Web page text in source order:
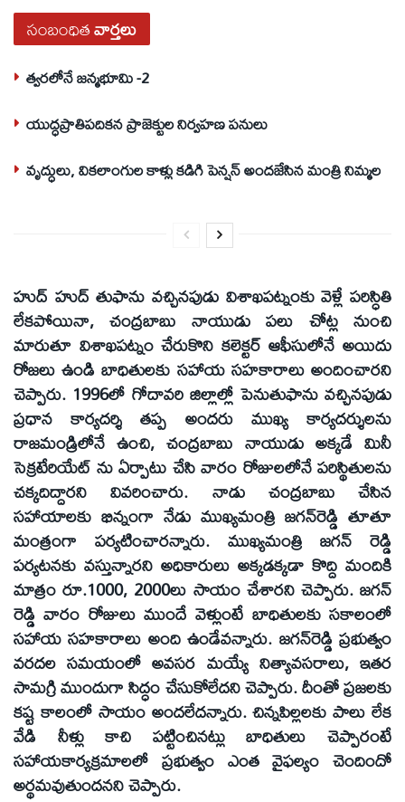
సంబంధితవార్తలు
త్వరలోనే జన్మభూమి -2
యుద్ధప్రాతిపదికన ప్రాజెక్టుల నిర్వహణ పనులు
వృద్ధులు, వికలాంగుల కాళ్లు కడిగి పెన్షన్‌ అందజేసిన మంత్రి నిమ్మల
హుద్‌ హుద్‌ తుఫాను వచ్చినపుడు విశాఖపట్నంకు వెళ్లే పరిస్ధితి
లేకపోయినా, చంద్రబాబు నాయుడు పలు చోట్ల నుంచి
మారుతూ విశాఖపట్నం చేరుకొని కలెక్టర్‌ ఆఫీసులోనే అయిదు
రోజలు ఉండి బాధితులకు సహాయ సహకారాలు అందించారని
చెప్పారు. 1996లో గోదావరి జిల్లాల్లో పెనుతుఫాను వచ్చినపుడు
ప్రధాన కార్యదర్శి తప్ప అందరు ముఖ్య కార్యదర్శులను
రాజమండ్రిలోనే ఉంచి, చంద్రబాబు నాయుడు అక్కడే మినీ
సెక్రటేరియేట్‌ ను ఏర్పాటు చేసి వారం రోజులలోనే పరిస్థితులను
చక్కదిద్దారని వివరించారు. నాడు చంద్రబాబు చేసిన
సహాయాలకు భిన్నంగా నేడు ముఖ్యమంత్రి జగన్‌రెడ్డి తూతూ
మంత్రంగా పర్యటించారన్నారు. ముఖ్యమంత్రి జగన్‌ రెడ్డి
పర్యటనకు వస్తున్నారని అధికారులు అక్కడక్కడా కొద్ది మందికి
మాత్రం రూ.1000, 2000లు సాయం చేశారని చెప్పారు. జగన్‌
రెడ్డి వారం రోజులు ముందే వెళ్లుంటే బాధితులకు సకాలంలో
సహాయ సహకారాలు అంది ఉండేవన్నారు. జగన్‌రెడ్డి ప్రభుత్వం
వరదల సమయంలో అవసర మయ్యే నిత్యావసరాలు, ఇతర
సామగ్రి ముందుగా సిద్ధం చేసుకోలేదని చెప్పారు. దీంతో ప్రజలకు
కష్ట కాలంలో సాయం అందలేదన్నారు. చిన్నపిల్లలకు పాలు లేక
వేడి నీళ్లు కాచి పట్టించినట్లు బాధితులు చెప్పారంటే
సహాయకార్యక్రమాలలో ప్రభుత్వం ఎంత వైఫల్యం చెందిందో
అర్థమవుతుందనని చెప్పారు.